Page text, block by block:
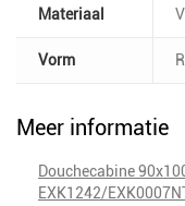
Materiaal
Vorm
Meer informatie
Douchecabine
EXK1242/